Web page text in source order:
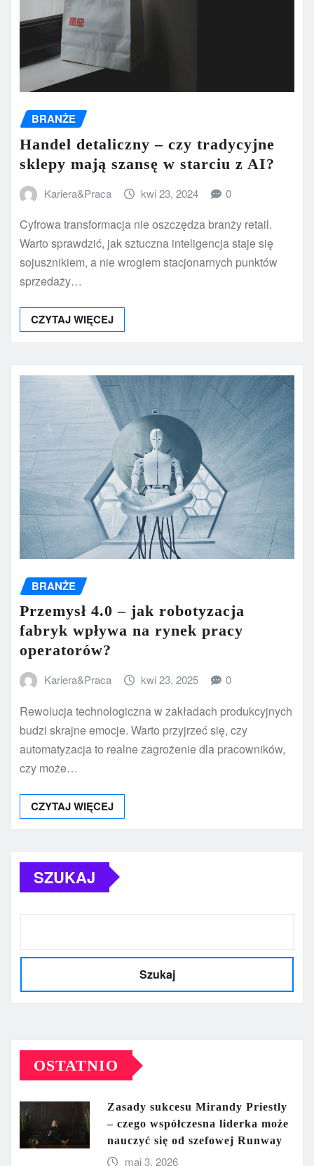
BRANŻE
Handel detaliczny – czy tradycyjne
sklepy mają szansę w starciu z AI?
Kariera&Praca kwi 23, 2024 0
Cyfrowa transformacja nie oszczędza branży retail.
Warto sprawdzić, jak sztuczna inteligencja staje się
sojusznikiem, a nie wrogiem stacjonarnych punktów
sprzedaży…
CZYTAJ WIĘCEJ
BRANŻE
Przemysł 4.0 – jak robotyzacja
fabryk wpływa na rynek pracy
operatorów?
Kariera&Praca kwi 23, 2025 0
Rewolucja technologiczna w zakładach produkcyjnych
budzi skrajne emocje. Warto przyjrzeć się, czy
automatyzacja to realne zagrożenie dla pracowników,
czy może…
CZYTAJ WIĘCEJ
SZUKAJ
Szukaj
OSTATNIO
Zasady sukcesu Mirandy Priestly
– czego współczesna liderka może
nauczyć się od szefowej Runway
maj 3, 2026